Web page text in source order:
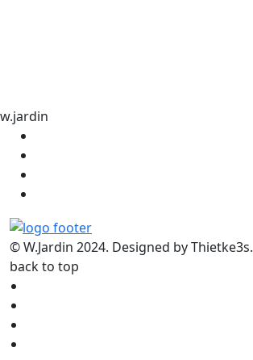
w.jardin
© W.Jardin 2024. Designed by Thietke3s.
back to top